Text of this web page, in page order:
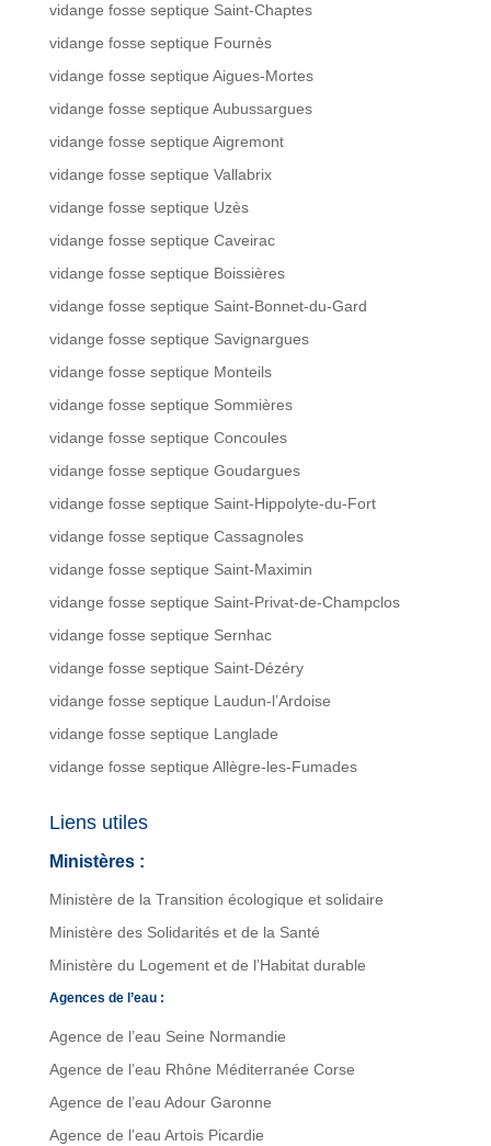
vidange fosse septique Saint-Chaptes
vidange fosse septique Fournès
vidange fosse septique Aigues-Mortes
vidange fosse septique Aubussargues
vidange fosse septique Aigremont
vidange fosse septique Vallabrix
vidange fosse septique Uzès
vidange fosse septique Caveirac
vidange fosse septique Boissières
vidange fosse septique Saint-Bonnet-du-Gard
vidange fosse septique Savignargues
vidange fosse septique Monteils
vidange fosse septique Sommières
vidange fosse septique Concoules
vidange fosse septique Goudargues
vidange fosse septique Saint-Hippolyte-du-Fort
vidange fosse septique Cassagnoles
vidange fosse septique Saint-Maximin
vidange fosse septique Saint-Privat-de-Champclos
vidange fosse septique Sernhac
vidange fosse septique Saint-Dézéry
vidange fosse septique Laudun-l’Ardoise
vidange fosse septique Langlade
vidange fosse septique Allègre-les-Fumades
Liens utiles
Ministères :
Ministère de la Transition écologique et solidaire
Ministère des Solidarités et de la Santé
Ministère du Logement et de l’Habitat durable
Agences de l’eau :
Agence de l’eau Seine Normandie
Agence de l’eau Rhône Méditerranée Corse
Agence de l’eau Adour Garonne
Agence de l’eau Artois Picardie